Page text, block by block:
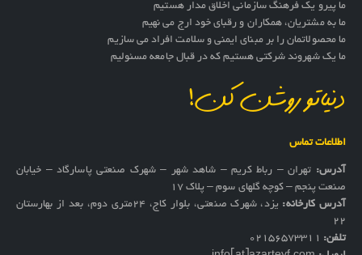
ما پیرو یک فرهنگ سازمانی اخلاق مدار هستیم
ما به مشتریان، همکاران و رقبای خود ارج می نهیم
ما محصولاتمان را بر مبنای ایمنی و سلامت افراد می سازیم
ما یک شهروند شرکتی هستیم که در قبال جامعه مسئولیم
دنیاتو روشن کن!
اطلاعات تماس
آدرس: تهران – رباط کریم – شاهد شهر – شهرک صنعتی پاسارگاد – خیابان
صنعت پنجم – کوچه گلهای سوم – پلاک 17
آدرس کارخانه:
یزد، شهرک صنعتی، بلوار کاج، ۲۴متری دوم، بعد از بهارستان
۲۲
تلفن: 02156573311